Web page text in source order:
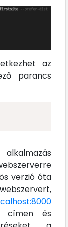
az
parancs
verzió óta
címen és